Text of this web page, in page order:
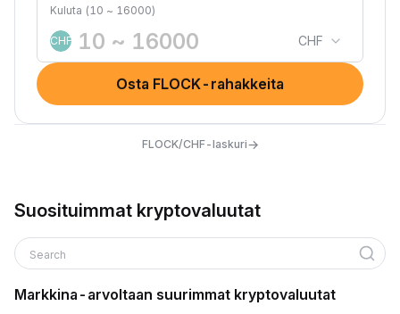
Kuluta (10 ~ 16000)
CHF CHF
Osta FLOCK-rahakkeita
FLOCK/CHF-laskuri→
Suosituimmat kryptovaluutat
Search
Markkina-arvoltaan suurimmat kryptovaluutat